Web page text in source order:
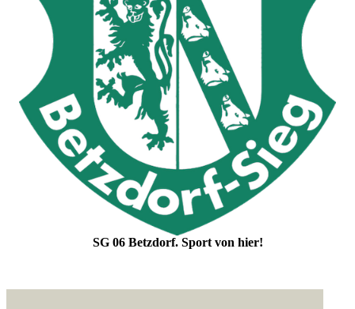
SG 06 Betzdorf. Sport von hier!